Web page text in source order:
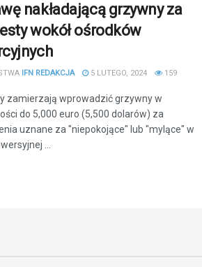
nakładającą grzywny za
wokół ośrodków
IFN REDAKCJA 5 LUTEGO, 2024 159
zamierzają wprowadzić grzywny w
do 5,000 euro (5,500 dolarów) za
uznane za "niepokojące" lub "mylące" w
...